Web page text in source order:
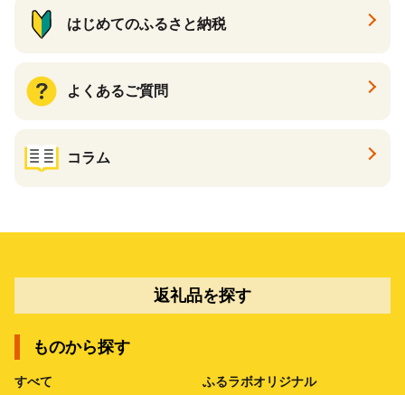
はじめてのふるさと納税
よくあるご質問
コラム
返礼品を探す
ものから探す
すべて ふるラボオリジナル